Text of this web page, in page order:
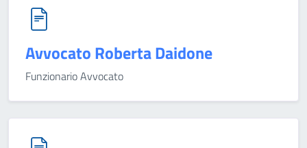
Avvocato Roberta Daidone
Funzionario Avvocato